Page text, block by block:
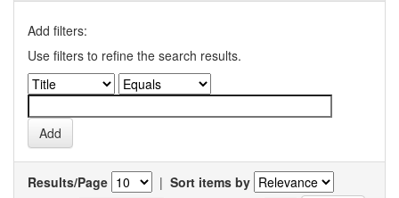
Add filters:
Use filters to refine the search results.
Results/Page | Sort items by